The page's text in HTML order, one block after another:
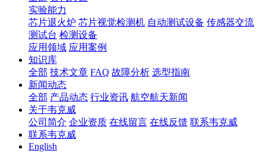
实验能力
芯片退火炉 芯片视觉检测机 自动测试设备 传感器交流
测试台 检测设备
应用领域 应用案例
知识库
全部 技术文章 FAQ 故障分析 选型指南
新闻动态
全部 产品动态 行业资讯 航空航天新闻
关于韦克威
公司简介 企业资质 在线留言 在线反馈 联系韦克威
联系韦克威
English